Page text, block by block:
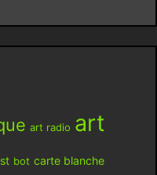
art radio art
bot carte blanche